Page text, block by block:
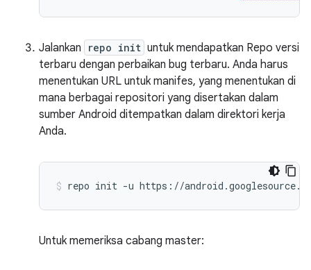
Jalankan repo init untuk mendapatkan Repo versi
terbaru dengan perbaikan bug terbaru. Anda harus
menentukan URL untuk manifes, yang menentukan di
mana berbagai repositori yang disertakan dalam
sumber Android ditempatkan dalam direktori kerja
Anda.
Untuk memeriksa cabang master: